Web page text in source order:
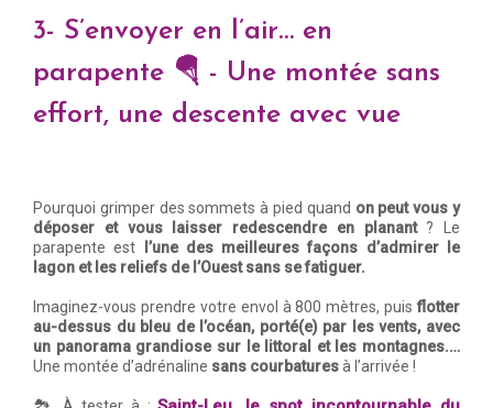
3- S’envoyer en l’air… en
parapente 🪂 - Une montée sans
effort, une descente avec vue
Pourquoi grimper des sommets à pied quand on peut vous y
déposer et vous laisser redescendre en planant? Le
parapente est
l’une des meilleures façons d’admirer le
lagon et les reliefs de l’Ouest sans se fatiguer.
Imaginez-vous prendre votre envol à 800 mètres, puis flotter
au-dessus du bleu de l’océan, porté(e) par les vents, avec
un panorama grandiose sur le littoral et les montagnes.…
Une montée d’adrénaline sans courbaturesà l’arrivée !